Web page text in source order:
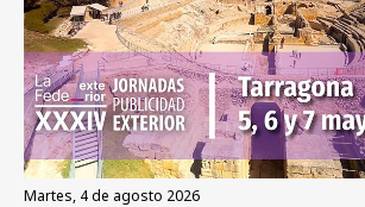
martes, 4 de agosto 2026